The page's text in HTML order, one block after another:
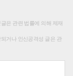
은 관련 법률에 의해 제재
거나 인신공격성 글은 관